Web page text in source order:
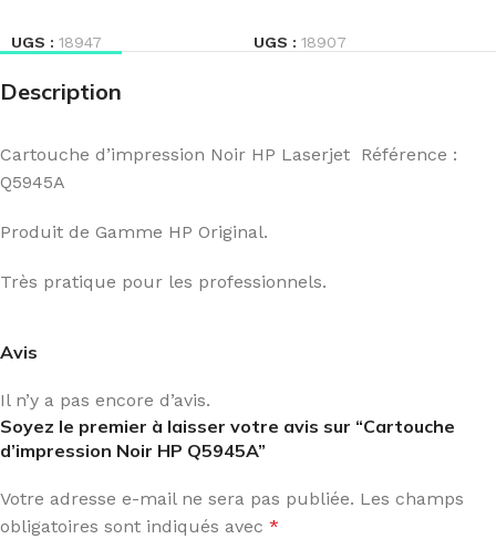
UGS : 18947 UGS : 18907
Description
Cartouche d’impression Noir HP Laserjet Référence :
Q5945A
Produit de Gamme HP Original.
Très pratique pour les professionnels.
Avis
Il n’y a pas encore d’avis.
Soyez le premier à laisser votre avis sur “Cartouche
d’impression Noir HP Q5945A”
Votre adresse e-mail ne sera pas publiée. Les champs
obligatoires sont indiqués avec *